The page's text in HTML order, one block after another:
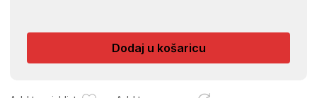
KV10,9
količina
Dodaj u košaricu